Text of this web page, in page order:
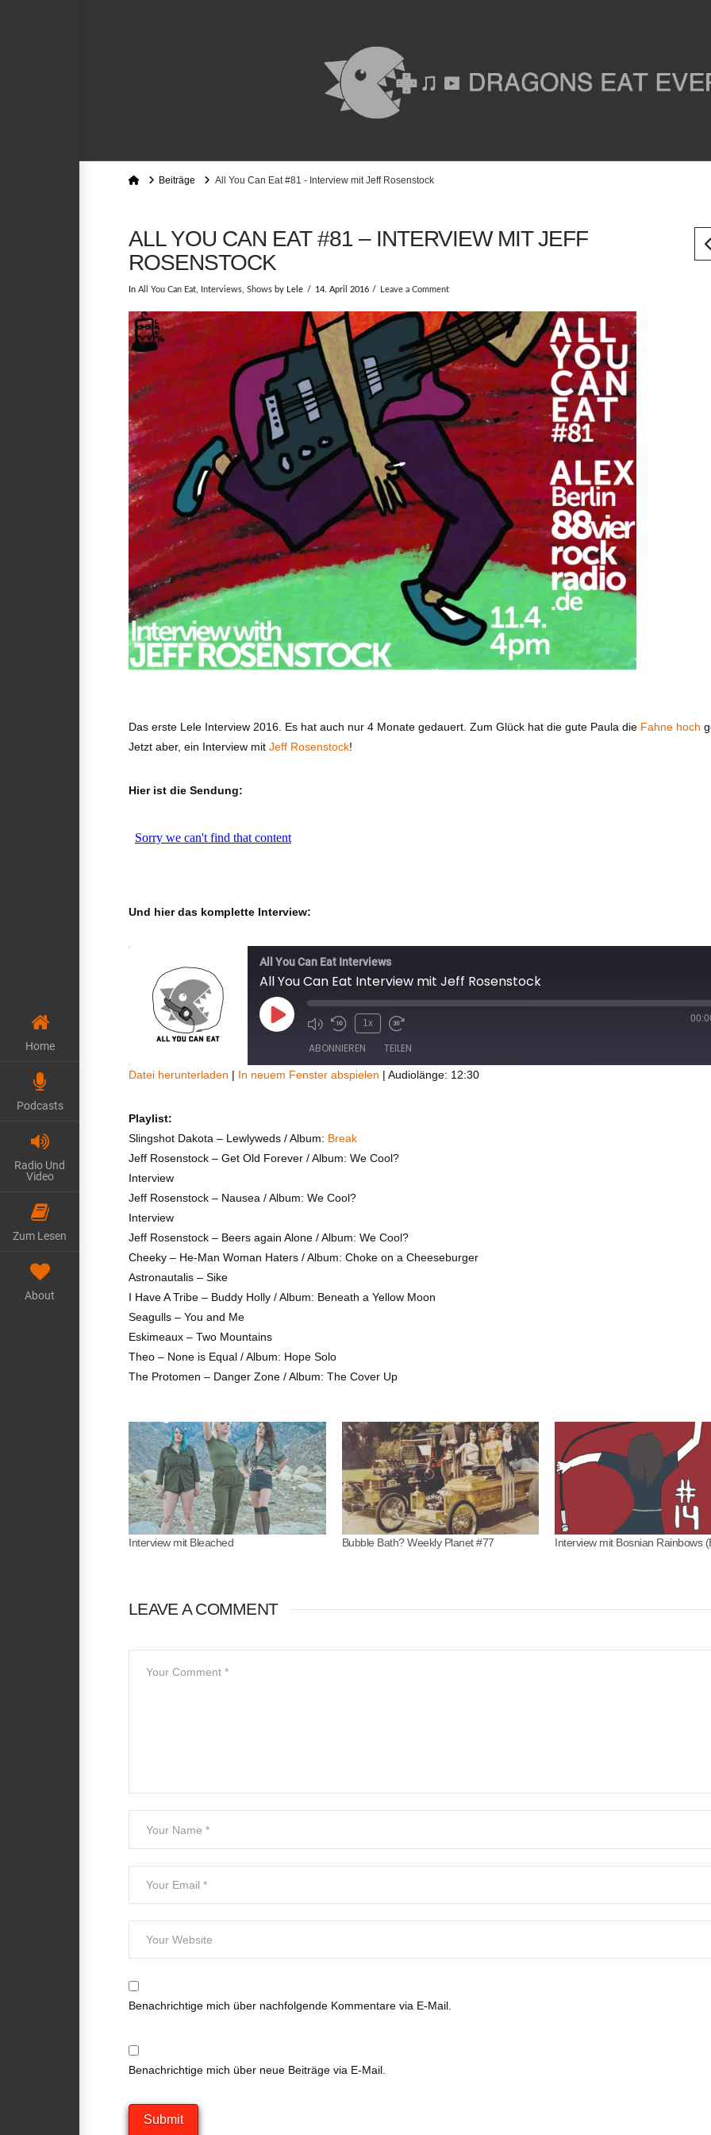
Home
Podcasts
Radio Und
Video
Zum Lesen
About
HomeBeiträge All You Can Eat #81 - Interview mit Jeff Rosenstock
ALL YOU CAN EAT #81 – INTERVIEW MIT JEFF
ROSENSTOCK
InAll You Can Eat, Interviews,Shows by Lele 14. April 2016 Leave a Comment
Das erste Lele Interview 2016. Es hat auch nur 4 Monate gedauert. Zum Glück hat die gute Paula die Fahne hoch
Jetzt aber, ein Interview mitJeff Rosenstock!
Hier ist die Sendung:
Und hier das komplette Interview:
All You Can Eat Interviews
All You Can Eat Interview mit Jeff Rosenstock
Play
Episode
1x
ABONNIEREN TEILEN
RSS FEED
EMBED
Datei herunterladen | In neuem Fenster abspielen |Audiolänge: 12:30
Playlist:
Slingshot Dakota – Lewlyweds / Album: Break
Jeff Rosenstock – Get Old Forever / Album: We Cool?
Interview
Jeff Rosenstock – Nausea / Album: We Cool?
Interview
Jeff Rosenstock – Beers again Alone / Album: We Cool?
Cheeky – He-Man Woman Haters / Album: Choke on a Cheeseburger
Astronautalis – Sike
I Have A Tribe – Buddy Holly / Album: Beneath a Yellow Moon
Seagulls – You and Me
Eskimeaux – Two Mountains
Theo – None is Equal / Album: Hope Solo
The Protomen – Danger Zone / Album: The Cover Up
Interview mit Bleached Bubble Bath? Weekly Planet #77 Interview mit Bosnian Rainbows
LEAVE A COMMENT
Benachrichtige mich über nachfolgende Kommentare via E-Mail.
Benachrichtige mich über neue Beiträge via E-Mail.